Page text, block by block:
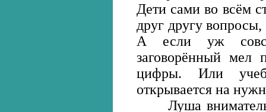
Дети сами во всём
друг другу
А если уж
заговорённый мел
цифры. Или
открывается на
Луша